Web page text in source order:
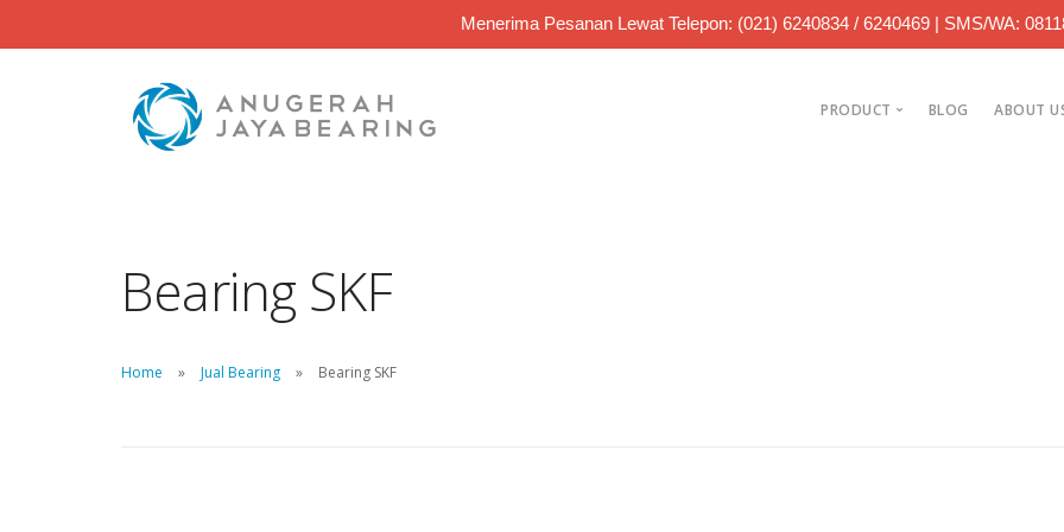
Menerima Pesanan Lewat Telepon: (021) 6240834 / 6240469 | SMS/WA:
PRODUCT BLOG ABOUT
Bearing SKF
Home Jual Bearing Bearing SKF